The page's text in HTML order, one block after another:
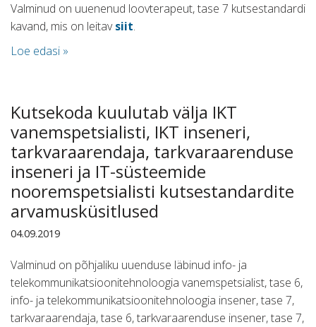
Valminud on uuenenud loovterapeut, tase 7 kutsestandardi
kavand, mis on leitavsiit.
Loe edasi »
Kutsekoda kuulutab välja IKT
vanemspetsialisti, IKT inseneri,
tarkvaraarendaja, tarkvaraarenduse
inseneri ja IT-süsteemide
nooremspetsialisti kutsestandardite
arvamusküsitlused
04.09.2019
Valminud on põhjaliku uuenduse läbinud info- ja
telekommunikatsioonitehnoloogia vanemspetsialist, tase 6,
info- ja telekommunikatsioonitehnoloogia insener, tase 7,
tarkvaraarendaja, tase 6, tarkvaraarenduse insener, tase 7,